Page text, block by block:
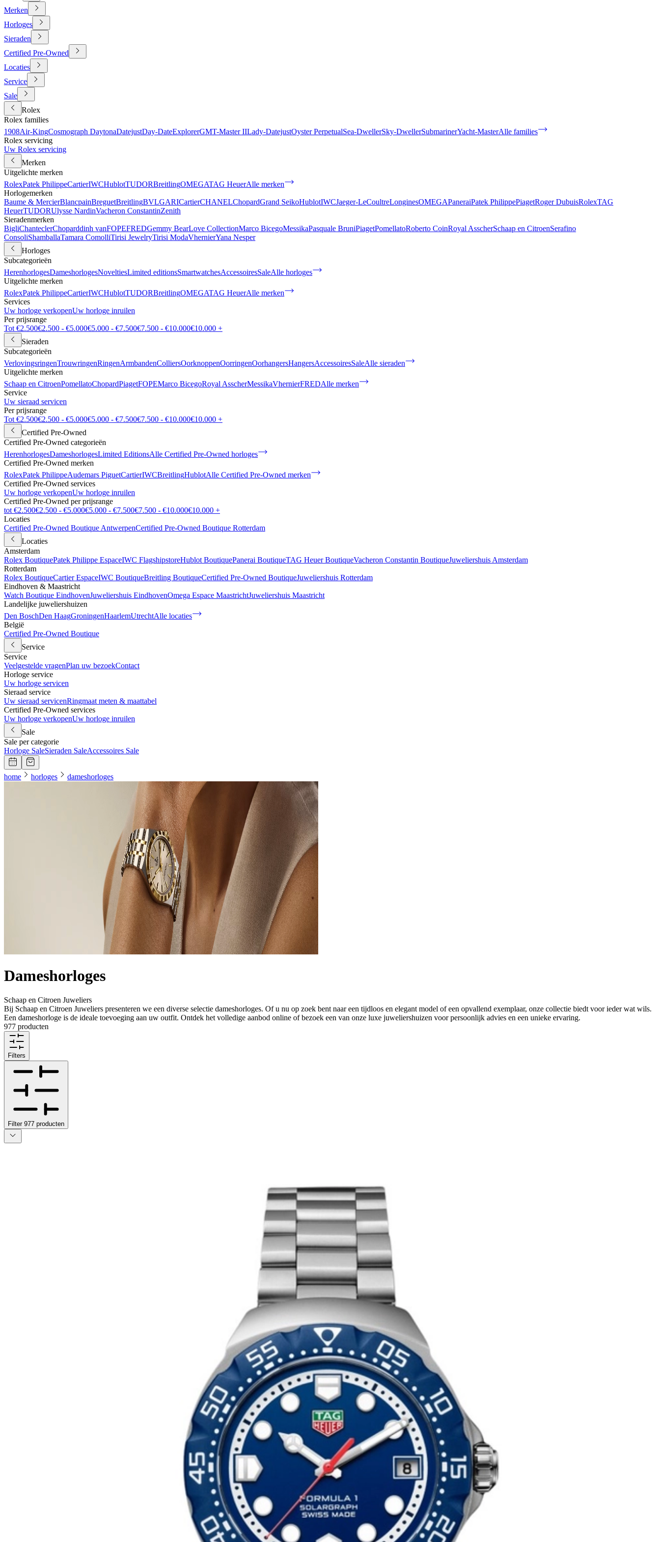
Merken
Horloges
Sieraden
Certified Pre-Owned
Locaties
Service
Sale
Rolex
Rolex families
1908Air-KingCosmograph DaytonaDatejustDay-DateExplorerGMT-Master IILady-DatejustOyster PerpetualSea-DwellerSky-DwellerSubmarinerYacht-MasterAlle families
Rolex servicing
Uw Rolex servicing
Merken
Uitgelichte merken
RolexPatek PhilippeCartierIWCHublotTUDORBreitlingOMEGATAG HeuerAlle merken
Horlogemerken
Baume & MercierBlancpainBreguetBreitlingBVLGARICartierCHANELChopardGrand SeikoHublotIWCJaeger-LeCoultreLonginesOMEGAPaneraiPatek PhilippePiagetRoger DubuisRolexTAG
HeuerTUDORUlysse NardinVacheron ConstantinZenith
Sieradenmerken
BigliChanteclerChoparddinh vanFOPEFREDGemmy BearLove CollectionMarco BicegoMessikaPasquale BruniPiagetPomellatoRoberto CoinRoyal AsscherSchaap en CitroenSerafino
ConsoliShamballaTamara ComolliTirisi JewelryTirisi ModaVhernierYana Nesper
Horloges
Subcategorieën
HerenhorlogesDameshorlogesNoveltiesLimited editionsSmartwatchesAccessoiresSaleAlle horloges
Uitgelichte merken
RolexPatek PhilippeCartierIWCHublotTUDORBreitlingOMEGATAG HeuerAlle merken
Services
Uw horloge verkopenUw horloge inruilen
Per prijsrange
Tot €2.500€2.500 - €5.000€5.000 - €7.500€7.500 - €10.000€10.000 +
Sieraden
Subcategorieën
VerlovingsringenTrouwringenRingenArmbandenColliersOorknoppenOorringenOorhangersHangersAccessoiresSaleAlle sieraden
Uitgelichte merken
Schaap en CitroenPomellatoChopardPiagetFOPEMarco BicegoRoyal AsscherMessikaVhernierFREDAlle merken
Service
Uw sieraad servicen
Per prijsrange
Tot €2.500€2.500 - €5.000€5.000 - €7.500€7.500 - €10.000€10.000 +
Certified Pre-Owned
Certified Pre-Owned categorieën
HerenhorlogesDameshorlogesLimited EditionsAlle Certified Pre-Owned horloges
Certified Pre-Owned merken
RolexPatek PhilippeAudemars PiguetCartierIWCBreitlingHublotAlle Certified Pre-Owned merken
Certified Pre-Owned services
Uw horloge verkopenUw horloge inruilen
Certified Pre-Owned per prijsrange
tot €2.500€2.500 - €5.000€5.000 - €7.500€7.500 - €10.000€10.000 +
Locaties
Certified Pre-Owned Boutique AntwerpenCertified Pre-Owned Boutique Rotterdam
Locaties
Amsterdam
Rolex BoutiquePatek Philippe EspaceIWC FlagshipstoreHublot BoutiquePanerai BoutiqueTAG Heuer BoutiqueVacheron Constantin BoutiqueJuweliershuis Amsterdam
Rotterdam
Rolex BoutiqueCartier EspaceIWC BoutiqueBreitling BoutiqueCertified Pre-Owned BoutiqueJuweliershuis Rotterdam
Eindhoven & Maastricht
Watch Boutique EindhovenJuweliershuis EindhovenOmega Espace MaastrichtJuweliershuis Maastricht
Landelijke juweliershuizen
Den BoschDen HaagGroningenHaarlemUtrechtAlle locaties
België
Certified Pre-Owned Boutique
Service
Service
Veelgestelde vragenPlan uw bezoekContact
Horloge service
Uw horloge servicen
Sieraad service
Uw sieraad servicenRingmaat meten & maattabel
Certified Pre-Owned services
Uw horloge verkopenUw horloge inruilen
Sale
Sale per categorie
Horloge SaleSieraden SaleAccessoires Sale
home horloges dameshorloges
Dameshorloges
Schaap en Citroen Juweliers
Bij Schaap en Citroen Juweliers presenteren we een diverse selectie dameshorloges. Of u nu op zoek bent naar een tijdloos en elegant model of een opvallend exemplaar, onze collectie biedt voor ieder wat wils.
Een dameshorloge is de ideale toevoeging aan uw outfit. Ontdek het volledige aanbod online of bezoek een van onze luxe juweliershuizen voor persoonlijk advies en een unieke ervaring.
977 producten
Filters
Filter 977 producten